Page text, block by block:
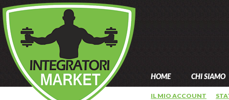
HOME CHI SIAMO
IL MIO ACCOUNT